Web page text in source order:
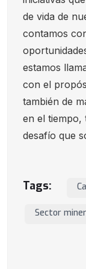
de vida de
contamos
estamos
con el
también de
en el tiempo,
desafío que
Tags:
Sector